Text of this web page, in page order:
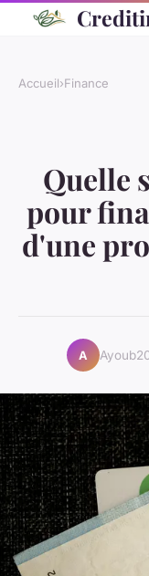
Accueil›Finance
Quelle
pour
d'une
A Ayoub